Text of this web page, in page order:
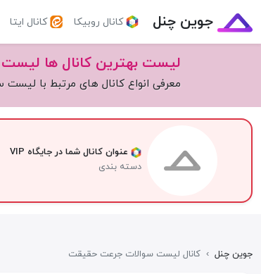
جوین چنل کانال روبیکا کانال ایتا
لیست بهترین کانال ها
معرفی انواع کانال های مرتبط با
عنوان کانال شما در جایگاه VIP
دسته بندی
جوین چنل › کانال لیست سوالات جرعت حقیقت